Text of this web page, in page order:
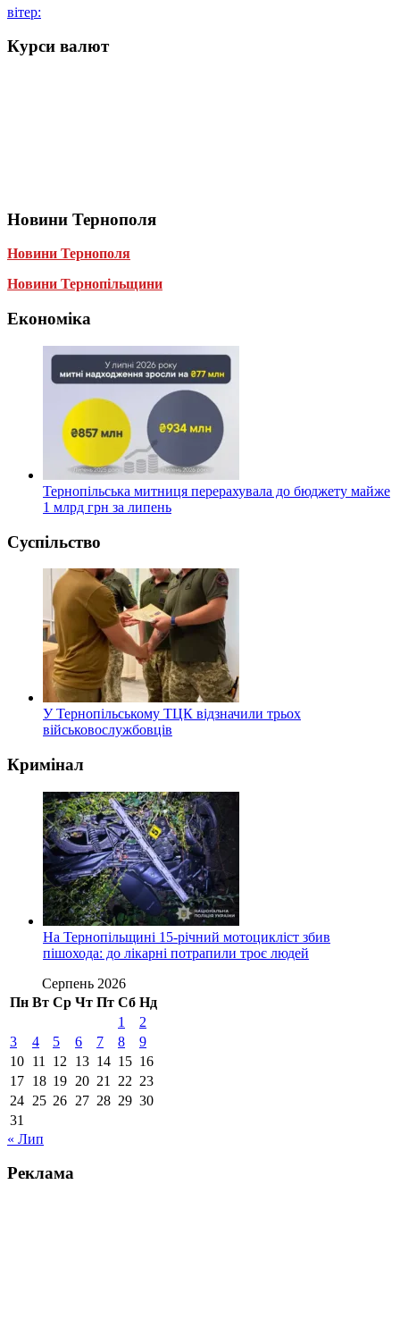
вітер:
Курси валют
Новини Тернополя
Новини Тернополя
Новини Тернопільщини
Економіка
Тернопільська митниця перерахувала до бюджету майже
1 млрд грн за липень
Суспільство
У Тернопільському ТЦК відзначили трьох
військовослужбовців
Кримінал
На Тернопільщині 15-річний мотоцикліст збив
пішохода: до лікарні потрапили троє людей
Серпень 2026
Пн Вт Ср Чт Пт Сб Нд
1
2
3
4 5 6 7 8
9
10 11 12 13 14 15 16
17 18 19 20 21 22 23
24 25 26 27 28 29 30
31
« Лип
Реклама